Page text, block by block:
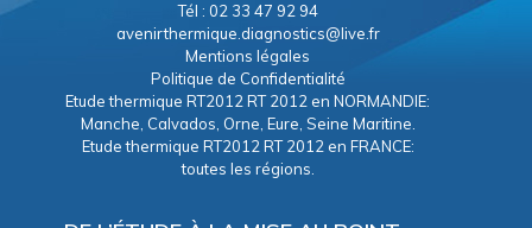
Tél : 02 33 47 92 94
avenirthermique.diagnostics@live.fr
Mentions légales
Politique de Confidentialité
Etude thermique RT2012 RT 2012 en NORMANDIE:
Manche, Calvados, Orne, Eure, Seine Maritine.
Etude thermique RT2012 RT 2012 en FRANCE:
toutes les régions.